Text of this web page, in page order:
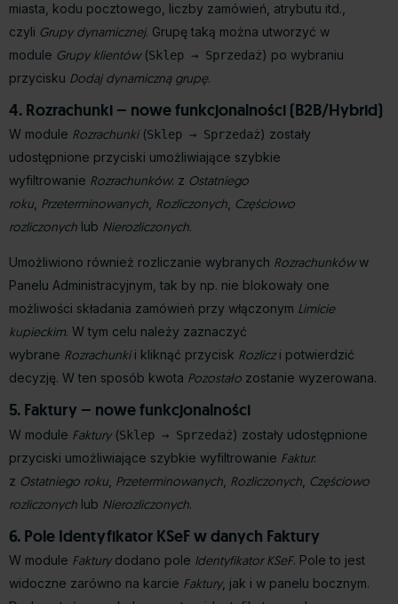
miasta, kodu pocztowego, liczby zamówień, atrybutu itd.,
czyli Grupy dynamicznej. Grupę taką można utworzyć w
module Grupy klientów(Sklep → Sprzedaż) po wybraniu
przycisku Dodaj dynamiczną grupę.
4. Rozrachunki – nowe funkcjonalności (B2B/Hybrid)
W module Rozrachunki(Sklep → Sprzedaż) zostały
udostępnione przyciski umożliwiające szybkie
wyfiltrowanie Rozrachunków: z Ostatniego
roku Przeterminowanych Rozliczonych Częściowo
rozliczonych lub Nierozliczonych.
Umożliwiono również rozliczanie wybranych Rozrachunkóww
Panelu Administracyjnym, tak by np. nie blokowały one
możliwości składania zamówień przy włączonym Limicie
kupieckim. W tym celu należy zaznaczyć
wybrane Rozrachunkii kliknąć przycisk Rozliczi potwierdzić
decyzję. W ten sposób kwota Pozostało zostanie wyzerowana.
5. Faktury – nowe funkcjonalności
W module Faktury(Sklep → Sprzedaż) zostały udostępnione
przyciski umożliwiające szybkie wyfiltrowanie Faktur:
z Ostatniego roku Przeterminowanych Rozliczonych Częściowo
rozliczonych lub Nierozliczonych.
6. Pole Identyfikator KSeF w danych Faktury
W module Fakturydodano pole Identyfikator KSeF. Pole to jest
widoczne zarówno na karcie Faktury, jak i w panelu bocznym.